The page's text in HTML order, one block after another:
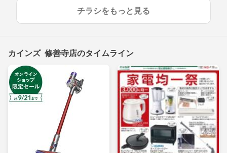
チラシをもっと見る
カインズ 修善寺店のタイムライン